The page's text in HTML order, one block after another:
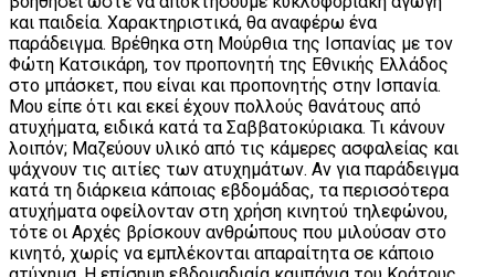
και παιδεία. Χαρακτηριστικά, θα αναφέρω ένα
παράδειγμα. Βρέθηκα στη Μούρθια της Ισπανίας με τον
Φώτη Κατσικάρη, τον προπονητή της Εθνικής Ελλάδος
στο μπάσκετ, που είναι και προπονητής στην Ισπανία.
Μου είπε ότι και εκεί έχουν πολλούς θανάτους από
ατυχήματα, ειδικά κατά τα Σαββατοκύριακα. Τι κάνουν
λοιπόν; Μαζεύουν υλικό από τις κάμερες ασφαλείας και
ψάχνουν τις αιτίες των ατυχημάτων. Αν για παράδειγμα
κατά τη διάρκεια κάποιας εβδομάδας, τα περισσότερα
ατυχήματα οφείλονταν στη χρήση κινητού τηλεφώνου,
τότε οι Αρχές βρίσκουν ανθρώπους που μιλούσαν στο
κινητό, χωρίς να εμπλέκονται απαραίτητα σε κάποιο